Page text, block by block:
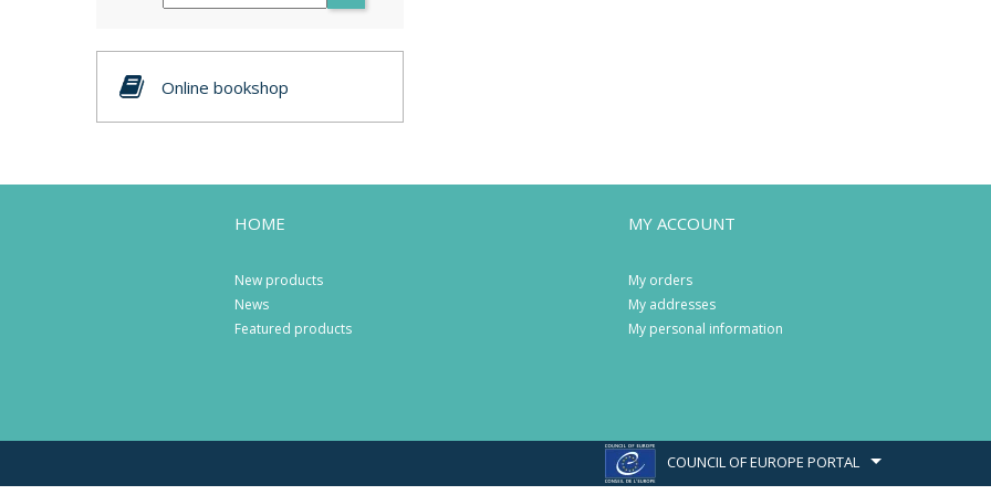
Online bookshop
HOME
New products
News
Featured products
MY ACCOUNT
My orders
My addresses
My personal information
COUNCIL OF EUROPE PORTAL